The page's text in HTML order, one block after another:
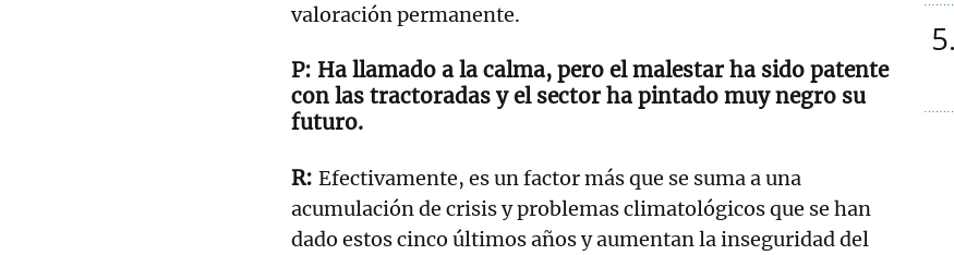
valoración permanente.
Ha llamado a la calma, pero el malestar ha sido patente
con las tractoradas y el sector ha pintado muy negro su
futuro.
Efectivamente, es un factor más que se suma a una
acumulación de crisis y problemas climatológicos que se han
dado estos cinco últimos años y aumentan la inseguridad del
5